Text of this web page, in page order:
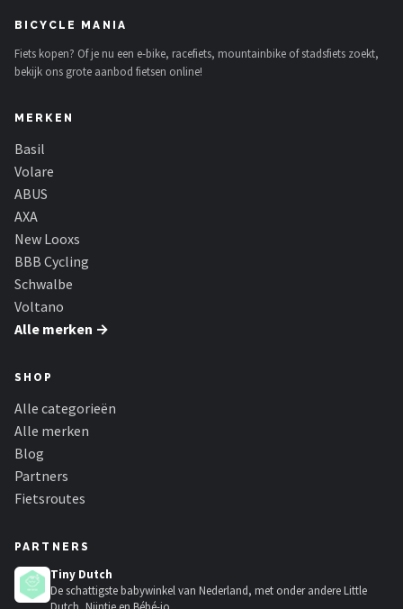
ABUS
AXA
New Looxs
BBB Cycling
Schwalbe
Voltano
Shimano
BICYCLE MANIA
Fiets kopen? Of je nu een e-bike, racefiets, mountainbike of stadsfiets zoekt,
bekijk ons grote aanbod fietsen online!
MERKEN
Basil
Volare
ABUS
AXA
New Looxs
BBB Cycling
Schwalbe
Voltano
Alle merken →
SHOP
Alle categorieën
Alle merken
Blog
Partners
Fietsroutes
PARTNERS
Tiny Dutch
De schattigste babywinkel van Nederland, met onder andere Little